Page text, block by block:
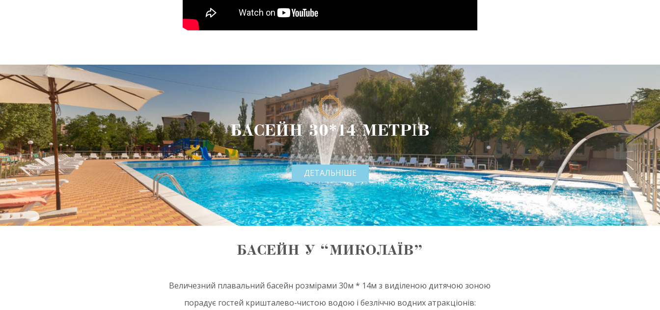
БАСЕЙН 30*14 МЕТРІВ
ДЕТАЛЬНІШЕ
БАСЕЙН У “МИКОЛАЇВ”
Величезний плавальний басейн розмірами 30м * 14м з виділеною дитячою зоною
порадує гостей кришталево-чистою водою і безліччю водних атракціонів: